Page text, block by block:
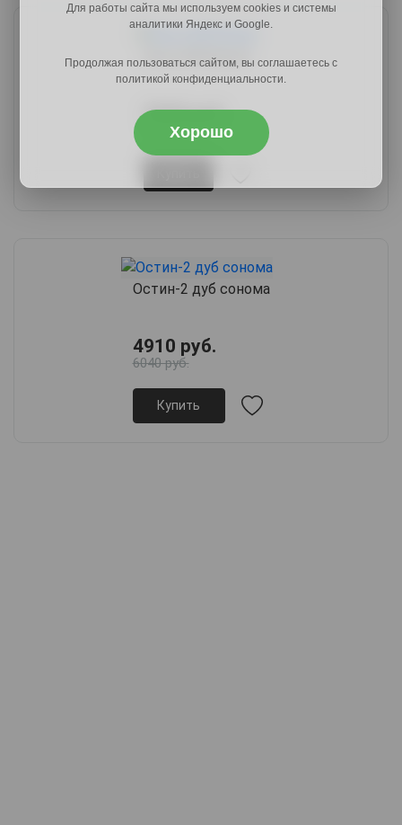
Альга-88 белый
3540 руб.
5487 руб.
Остин-2 дуб сонома
4910 руб.
6040 руб.
Купить
Для работы сайта мы используем cookies и системы
аналитики Яндекс и Google.
Продолжая пользоваться сайтом, вы соглашаетесь с
политикой конфиденциальности.
Хорошо